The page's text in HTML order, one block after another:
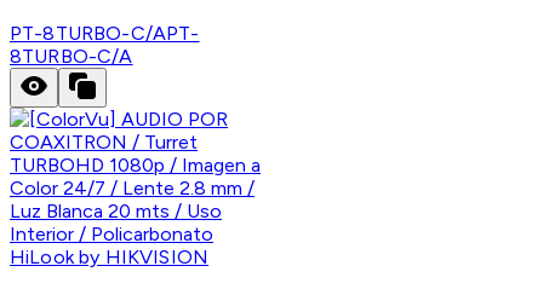
PT-8TURBO-C/APT-
8TURBO-C/A
HiLook by HIKVISION